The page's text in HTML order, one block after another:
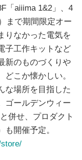
「aiiima 1&2」、4
まで期間限定オー
りなかった電気を
子工作キットなど
新のものづくりや
こか懐かしい。
な場所を目指した
ゴールデンウィー
併せ、プロダクト
開催予定。